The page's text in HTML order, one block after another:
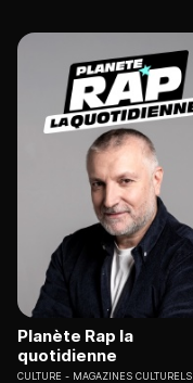
Planète Rap la
quotidienne
CULTURE MAGAZINES CULTURELS